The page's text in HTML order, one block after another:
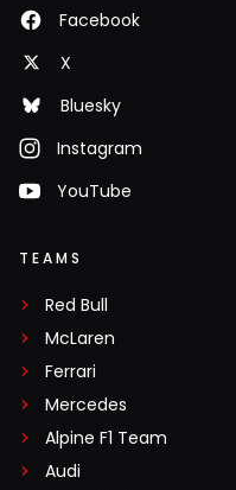
Facebook
X
Bluesky
Instagram
YouTube
TEAMS
Red Bull
McLaren
Ferrari
Mercedes
Alpine F1 Team
Audi